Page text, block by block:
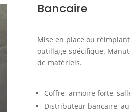
Bancaire
Mise en place ou
outillage spécifique.
de matériels.
Coffre, armoire forte,
Distributeur bancaire,